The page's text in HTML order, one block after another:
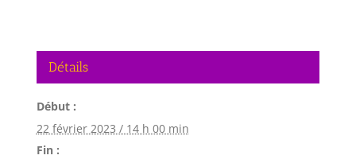
Détails
Début :
22 février 2023 / 14 h 00 min
Fin :